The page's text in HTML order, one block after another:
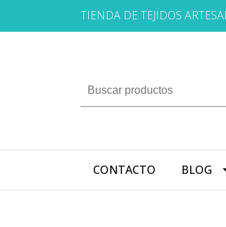
TIENDA DE TEJIDOS
CONTACTO BLOG